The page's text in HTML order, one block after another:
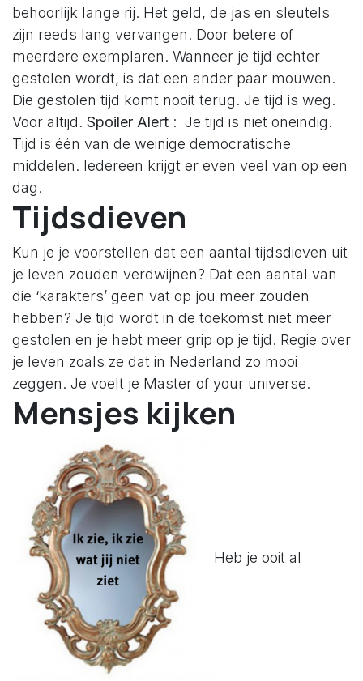
behoorlijk lange rij. Het geld, de jas en sleutels
zijn reeds lang vervangen. Door betere of
meerdere exemplaren. Wanneer je tijd echter
gestolen wordt, is dat een ander paar mouwen.
Die gestolen tijd komt nooit terug. Je tijd is weg.
Voor altijd. Spoiler Alert : Je tijd is niet oneindig.
Tijd is één van de weinige democratische
middelen. Iedereen krijgt er even veel van op een
dag.
Tijdsdieven
Kun je je voorstellen dat een aantal tijdsdieven uit
je leven zouden verdwijnen? Dat een aantal van
die ‘karakters’ geen vat op jou meer zouden
hebben? Je tijd wordt in de toekomst niet meer
gestolen en je hebt meer grip op je tijd. Regie over
je leven zoals ze dat in Nederland zo mooi
zeggen. Je voelt je Master of your universe.
Mensjes kijken
Heb je ooit al